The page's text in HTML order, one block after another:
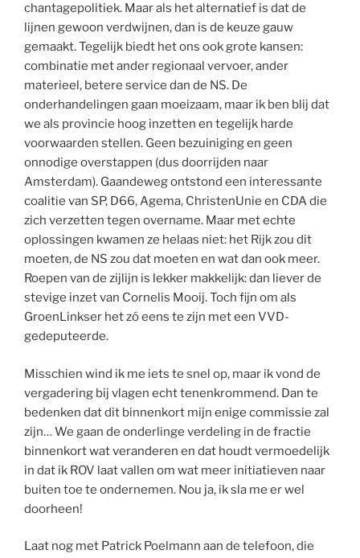
chantagepolitiek. Maar als het alternatief is dat de
lijnen gewoon verdwijnen, dan is de keuze gauw
gemaakt. Tegelijk biedt het ons ook grote kansen:
combinatie met ander regionaal vervoer, ander
materieel, betere service dan de NS. De
onderhandelingen gaan moeizaam, maar ik ben blij dat
we als provincie hoog inzetten en tegelijk harde
voorwaarden stellen. Geen bezuiniging en geen
onnodige overstappen (dus doorrijden naar
Amsterdam). Gaandeweg ontstond een interessante
coalitie van SP, D66, Agema, ChristenUnie en CDA die
zich verzetten tegen overname. Maar met echte
oplossingen kwamen ze helaas niet: het Rijk zou dit
moeten, de NS zou dat moeten en wat dan ook meer.
Roepen van de zijlijn is lekker makkelijk: dan liever de
stevige inzet van Cornelis Mooij. Toch fijn om als
GroenLinkser het zó eens te zijn met een VVD-
gedeputeerde.
Misschien wind ik me iets te snel op, maar ik vond de
vergadering bij vlagen echt tenenkrommend. Dan te
bedenken dat dit binnenkort mijn enige commissie zal
zijn… We gaan de onderlinge verdeling in de fractie
binnenkort wat veranderen en dat houdt vermoedelijk
in dat ik ROV laat vallen om wat meer initiatieven naar
buiten toe te ondernemen. Nou ja, ik sla me er wel
doorheen!
Laat nog met Patrick Poelmann aan de telefoon, die